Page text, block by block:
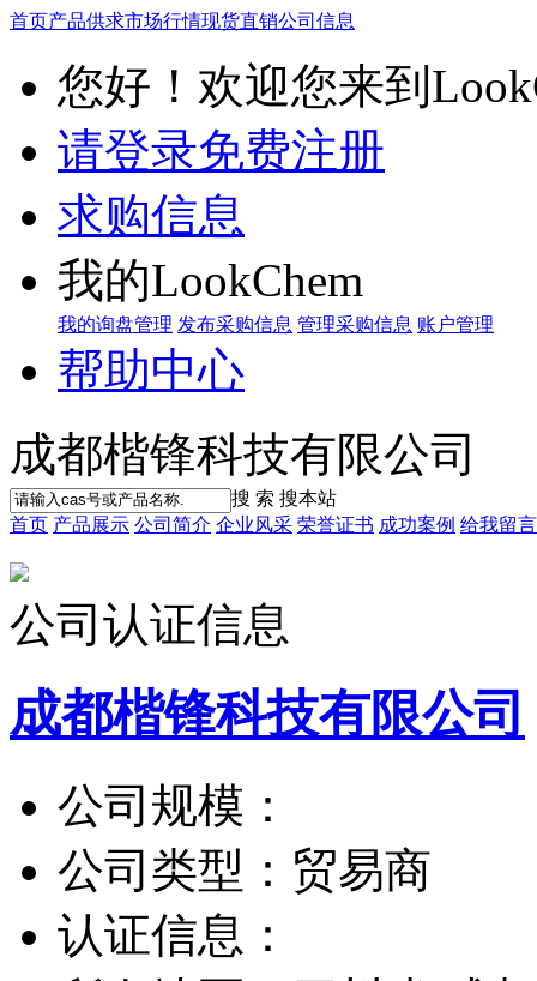
首页产品供求市场行情现货直销公司信息
您好！欢迎您来到
请登录免费注册
求购信息
我的LookChem
我的询盘管理 发布采购信息 管理采购信息 账户管理
帮助中心
成都楷锋科技有限公司
搜 索 搜本站
首页 产品展示 公司简介 企业风采 荣誉证书 成功案例 给我留言
公司认证信息
成都楷锋科技有限公司
公司规模：
公司类型： 贸易商
认证信息：